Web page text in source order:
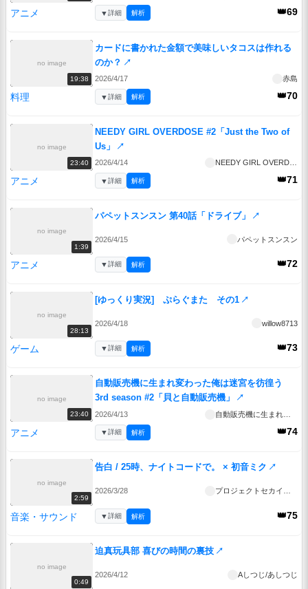
アニメ 👑69
▼詳細 解析
no image
19:38
カードに書かれた金額で美味しいタコスは作れる
のか？ ↗
2026/4/17 赤島
料理 👑70
▼詳細 解析
no image
23:40
NEEDY GIRL OVERDOSE #2「Just the Two of
Us」
↗
2026/4/14
アニメ 👑71
▼詳細 解析
no image
1:39
パペットスンスン 第40話「ドライブ」 ↗
2026/4/15 パペットスンスン
アニメ 👑72
▼詳細 解析
no image
28:13
[ゆっくり実況] ぷらぐまた その1 ↗
2026/4/18 willow8713
ゲーム 👑73
▼詳細 解析
no image
23:40
自動販売機に生まれ変わった俺は迷宮を彷徨う
3rd season #2「貝と自動販売機」
↗
2026/4/13
アニメ 👑74
▼詳細 解析
no image
2:59
告白 / 25時、ナイトコードで。 × 初音ミク ↗
2026/3/28 プロジェクトセカイ公式
音楽・サウンド 👑75
▼詳細 解析
no image
0:49
迫真玩具部 喜びの時間の裏技 ↗
2026/4/12 Aしつじ/あしつじ